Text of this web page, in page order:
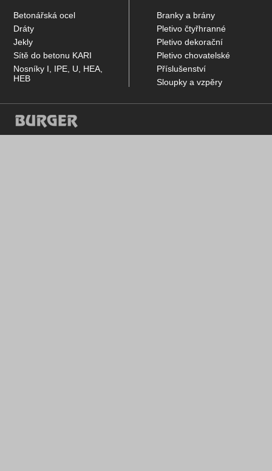
Betonářská ocel
Dráty
Jekly
Sítě do betonu KARI
Nosníky I, IPE, U, HEA,
HEB
Branky a brány
Pletivo čtyřhranné
Pletivo dekorační
Pletivo chovatelské
Příslušenství
Sloupky a vzpěry